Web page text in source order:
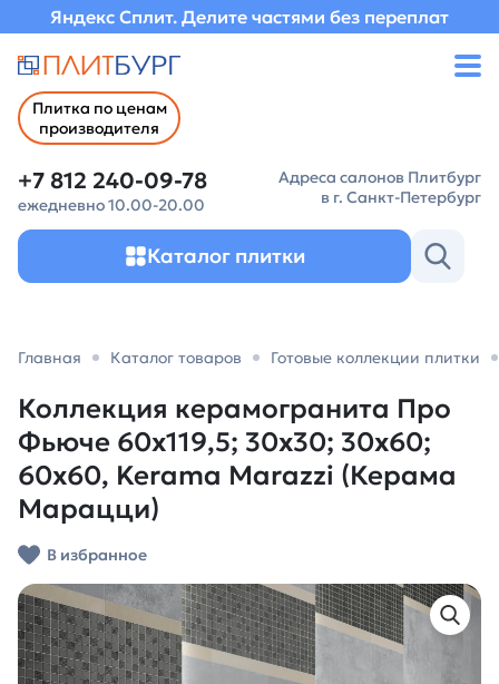
Яндекс Сплит. Делите частями без переплат
Плитка по ценам
производителя
+7 812 240-09-78
ежедневно 10.00-20.00
Адреса салонов Плитбург
в г. Санкт-Петербург
Каталог плитки
Главная Каталог товаров Готовые коллекции плитки
Коллекция керамогранита Про
Фьюче 60х119,5; 30х30; 30х60;
60х60, Kerama Marazzi (Керама
Марацци)
В избранное